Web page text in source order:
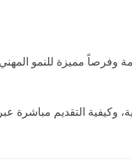
وفرصاً مميزة للنمو
وكيفية التقديم مباشرة عبر